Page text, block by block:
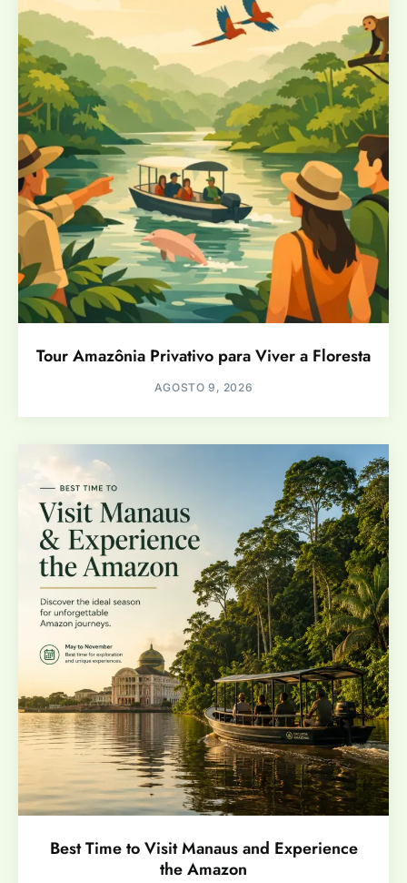
Tour Amazônia Privativo para Viver a Floresta
AGOSTO 9, 2026
Best Time to Visit Manaus and Experience
the Amazon